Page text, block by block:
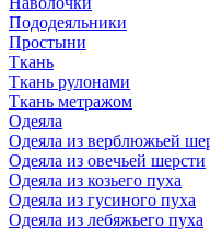
Пододеяльники
Простыни
Ткань
Ткань рулонами
Ткань метражом
Одеяла
Одеяла из верблюжьей
Одеяла из овечьей шерсти
Одеяла из козьего пуха
Одеяла из гусиного пуха
Одеяла из лебяжьего пуха